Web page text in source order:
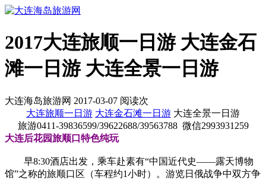
2017大连旅顺一日游 大连金石
滩一日游 大连全景一日游
大连海岛旅游网 2017-03-07 阅读次
大连旅顺一日游 大连金石滩一日游 大连全景一日游
旅游0411-39836599/39622688/39563788 微信2993931259
大连后花园旅顺口特色纯玩
早8:30酒店出发，乘车赴素有“中国近代史——露天博物
馆”之称的旅顺口区（车程约1小时）。游览日俄战争中双方争